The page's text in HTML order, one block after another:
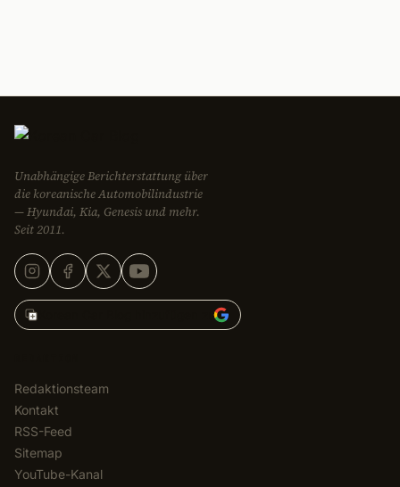
Unabhängige Berichterstattung über
die koreanische Automobilindustrie
— Hyundai, Kia, Genesis und mehr.
Seit 2011.
Korean Car Blog hinzufügen zu
Redaktionsteam
Kontakt
RSS-Feed
Sitemap
YouTube-Kanal